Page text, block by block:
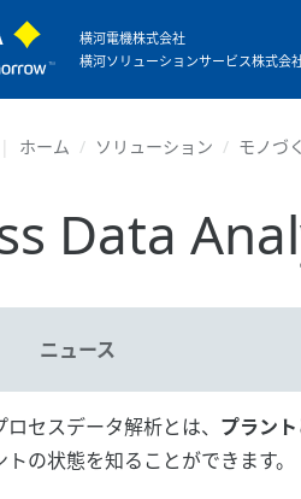
横河電機株式会社
横河ソリューションサービス株式会
ホーム ソリューション モノづ
Data
ニュース
セスデータ解析とは、 プラン
の状態を知ることができます。